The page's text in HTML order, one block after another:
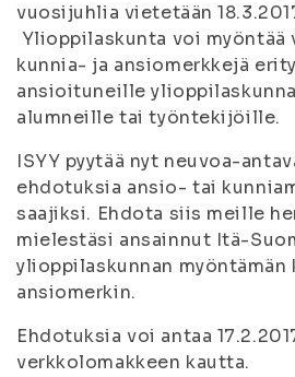
vuosijuhlia vietetään
Ylioppilaskunta voi myöntää
kunnia- ja ansiomerkkejä
ansioituneille
alumneille tai työntekijöille.
ISYY pyytää nyt neuvoa-
ehdotuksia ansio- tai
saajiksi. Ehdota siis meille
mielestäsi ansainnut Itä-
ylioppilaskunnan myöntämän
ansiomerkin.
Ehdotuksia voi antaa
verkkolomakkeen kautta.